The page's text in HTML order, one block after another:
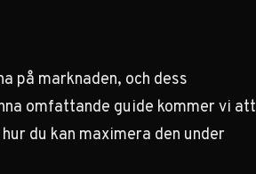
på marknaden, och dess
omfattande guide kommer vi att
du kan maximera den under